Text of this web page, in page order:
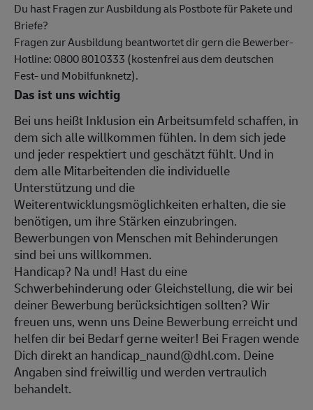
Du hast Fragen zur Ausbildung als Postbote für Pakete und
Briefe?
Fragen zur Ausbildung beantwortet dir gern die Bewerber-
Hotline: 0800 8010333 (kostenfrei aus dem deutschen
Fest- und Mobilfunknetz).
Das ist uns wichtig
Bei uns heißt Inklusion ein Arbeitsumfeld schaffen, in
dem sich alle willkommen fühlen. In dem sich jede
und jeder respektiert und geschätzt fühlt. Und in
dem alle Mitarbeitenden die individuelle
Unterstützung und die
Weiterentwicklungsmöglichkeiten erhalten, die sie
benötigen, um ihre Stärken einzubringen.
Bewerbungen von Menschen mit Behinderungen
sind bei uns willkommen.
Handicap? Na und! Hast du eine
Schwerbehinderung oder Gleichstellung, die wir bei
deiner Bewerbung berücksichtigen sollten? Wir
freuen uns, wenn uns Deine Bewerbung erreicht und
helfen dir bei Bedarf gerne weiter! Bei Fragen wende
Dich direkt an handicap_naund@dhl.com. Deine
Angaben sind freiwillig und werden vertraulich
behandelt.